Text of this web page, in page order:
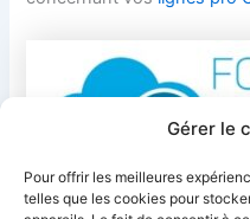
Gérer le
Pour offrir les meilleures
telles que les cookies pour